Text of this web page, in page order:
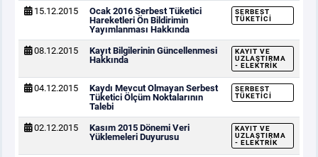
15.12.2015
Ocak 2016 Serbest Tüketici
Hareketleri Ön Bildirimin
Yayımlanması Hakkında
SERBEST
TÜKETICI
08.12.2015
Kayıt Bilgilerinin Güncellenmesi
Hakkında
KAYIT VE
UZLAŞTIRMA
- ELEKTRIK
04.12.2015
Kaydı Mevcut Olmayan Serbest
Tüketici Ölçüm Noktalarının
Talebi
SERBEST
TÜKETICI
02.12.2015
Kasım 2015 Dönemi Veri
Yüklemeleri Duyurusu
KAYIT VE
UZLAŞTIRMA
- ELEKTRIK